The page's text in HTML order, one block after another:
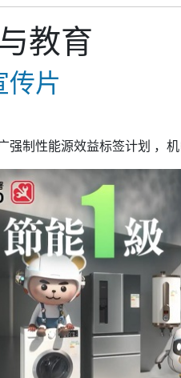
教育
传片
强制性能源效益标签计划 ，